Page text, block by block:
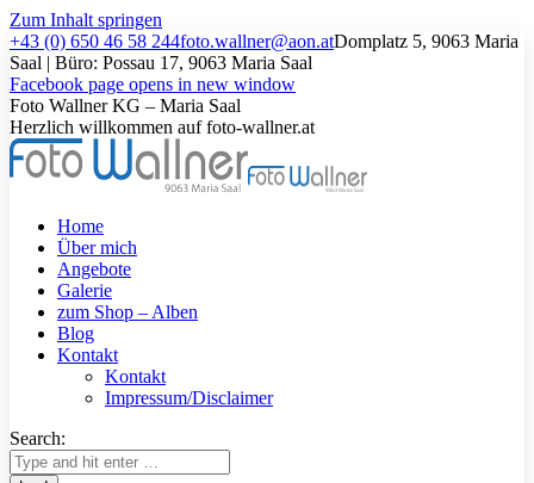
Zum Inhalt springen
+43 (0) 650 46 58 244foto.wallner@aon.atDomplatz 5, 9063 Maria
Saal | Büro: Possau 17, 9063 Maria Saal
Facebook page opens in new window
Foto Wallner KG – Maria Saal
Herzlich willkommen auf foto-wallner.at
Home
Über mich
Angebote
Galerie
zum Shop – Alben
Blog
Kontakt
Kontakt
Impressum/Disclaimer
Search: